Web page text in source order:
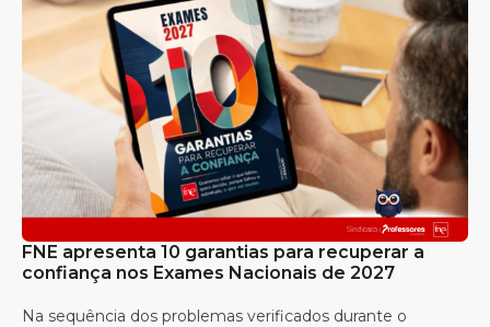
FNE apresenta 10 garantias para recuperar a
confiança nos Exames Nacionais de 2027
Na sequência dos problemas verificados durante o